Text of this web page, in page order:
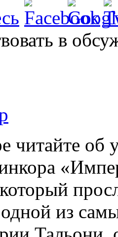
в
читайте об
одной из